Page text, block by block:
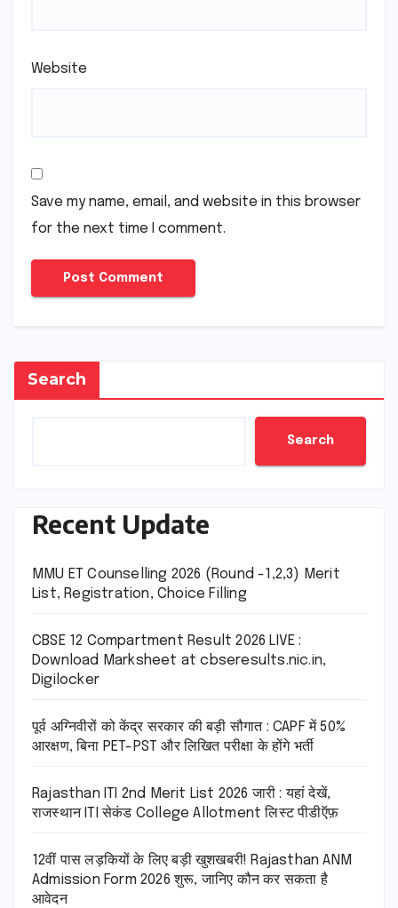
Website
Save my name, email, and website in this browser
for the next time I comment.
Search
Search
Recent Update
MMU ET Counselling 2026 (Round -1,2,3) Merit
List, Registration, Choice Filling
CBSE 12 Compartment Result 2026 LIVE :
Download Marksheet at cbseresults.nic.in,
Digilocker
पूर्व अग्निवीरों को केंद्र सरकार की बड़ी सौगात : CAPF में 50%
आरक्षण, बिना PET-PST और लिखित परीक्षा के होंगे भर्ती
Rajasthan ITI 2nd Merit List 2026 जारी : यहां देखें,
राजस्थान ITI सेकंड College Allotment लिस्ट पीडीऍफ़
12वीं पास लड़कियों के लिए बड़ी खुशखबरी! Rajasthan ANM
Admission Form 2026 शुरू, जानिए कौन कर सकता है
आवेदन